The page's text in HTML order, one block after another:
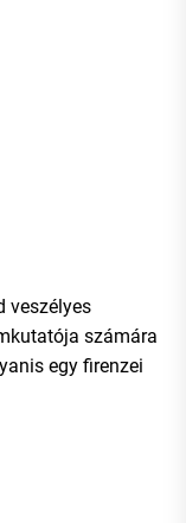
veszélyes
számára
egy firenzei